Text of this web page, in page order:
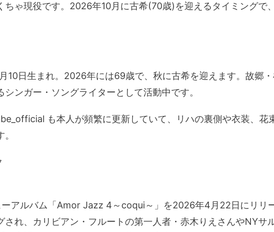
ちゃ現役です。2026年10月に古希(70歳)を迎えるタイミングで
10日生まれ。2026年には69歳で、秋に古希を迎えます。故郷
ンガー・ソングライターとして活動中です。
も本人が頻繁に更新していて、リハの裏側や衣装、花
アルバム「Amor Jazz 4～coqui～」を2026年4月22日にリリ
れ、カリビアン・フルートの第一人者・赤木りえさんやNYサ